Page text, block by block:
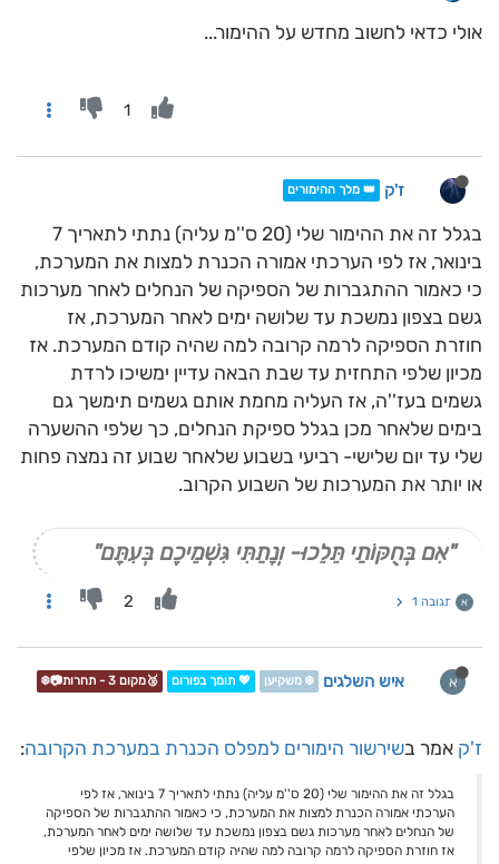
אולי כדאי לחשוב מחדש על ההימור...
1
ז'ק 👑 מלך ההימורים
בגלל זה את ההימור שלי (20 ס''מ עליה) נתתי לתאריך 7
בינואר, אז לפי הערכתי אמורה הכנרת למצות את המערכת,
כי כאמור ההתגברות של הספיקה של הנחלים לאחר מערכות
גשם בצפון נמשכת עד שלושה ימים לאחר המערכת, אז
חוזרת הספיקה לרמה קרובה למה שהיה קודם המערכת. אז
מכיון שלפי התחזית עד שבת הבאה עדיין ימשיכו לרדת
גשמים בעז''ה, אז העליה מחמת אותם גשמים תימשך גם
בימים שלאחר מכן בגלל ספיקת הנחלים, כך שלפי ההשערה
שלי עד יום שלישי- רביעי בשבוע שלאחר שבוע זה נמצה פחות
או יותר את המערכות של השבוע הקרוב.
"אִם בְּחֻקּוֹתַי תֵּלֵכוּ- וְנָתַתִּי גִּשְׁמֵיכֶם בְּעִתָּם"
א תגובה 1 2
א איש השלגים ❄️ משקיען 💖 תומך בפורום 🥉מקום 3 - תחרות📷❄️
ז'ק אמר בשירשור הימורים למפלס הכנרת במערכת הקרובה:
בגלל זה את ההימור שלי (20 ס''מ עליה) נתתי לתאריך 7 בינואר, אז לפי
הערכתי אמורה הכנרת למצות את המערכת, כי כאמור ההתגברות של הספיקה
של הנחלים לאחר מערכות גשם בצפון נמשכת עד שלושה ימים לאחר המערכת,
אז חוזרת הספיקה לרמה קרובה למה שהיה קודם המערכת. אז מכיון שלפי